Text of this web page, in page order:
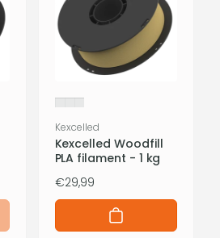
Verkoper:
Kexcelled
Kexcelled Woodfill
PLA filament - 1 kg
Normale
prijs
€29,99